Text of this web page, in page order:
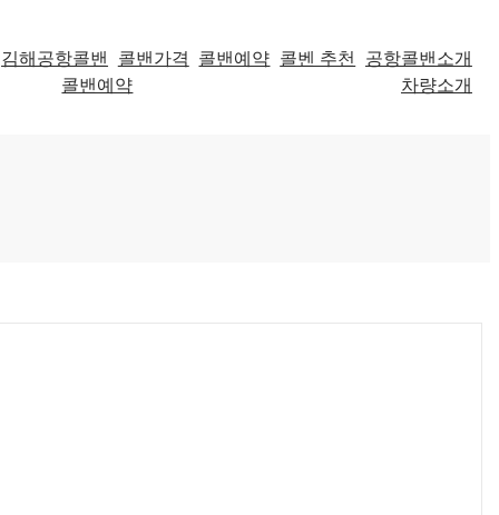
김해공항콜밴 콜밴가격 콜밴예약 콜벤 추천
공항콜밴소개
콜밴예약 차량소개